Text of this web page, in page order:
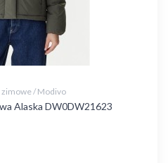
zimowe / Modivo
Alaska DW0DW21623